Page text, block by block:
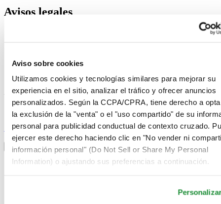
Aviso sobre cookies
Utilizamos cookies y tecnologías similares para mejorar su
experiencia en el sitio, analizar el tráfico y ofrecer anuncios
personalizados. Según la CCPA/CPRA, tiene derecho a
la exclusión de la "venta" o el "uso compartido" de su
personal para publicidad conductual de contexto cruzado.
ejercer este derecho haciendo clic en "No vender ni
información personal" (Do Not Sell or Share My Personal
Information) o ajustando sus preferencias a continuación.
Avisos legales
Condiciones de venta
Desistimiento del contrato
Sistema de información
Únase al club Certina
Suscríbase para recibir información exclusiva
Suscríbase
Seleccionar país/región
Alternador de idioma
Alemania